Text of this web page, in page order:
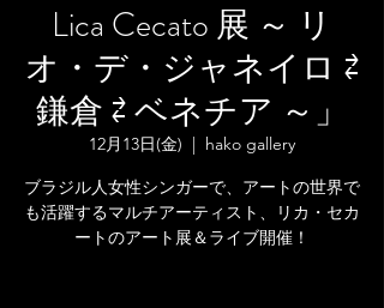
Lica Cecato 展 ～ リ
オ・デ・ジャネイロ ⇄
鎌倉 ⇄ ベネチア ～」
12月13日(金)
  |
hako gallery
ブラジル人女性シンガーで、アートの世界で
も活躍するマルチアーティスト、リカ・セカ
ートのアート展＆ライブ開催！